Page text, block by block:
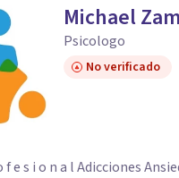
Michael
Psicologo
No verificado